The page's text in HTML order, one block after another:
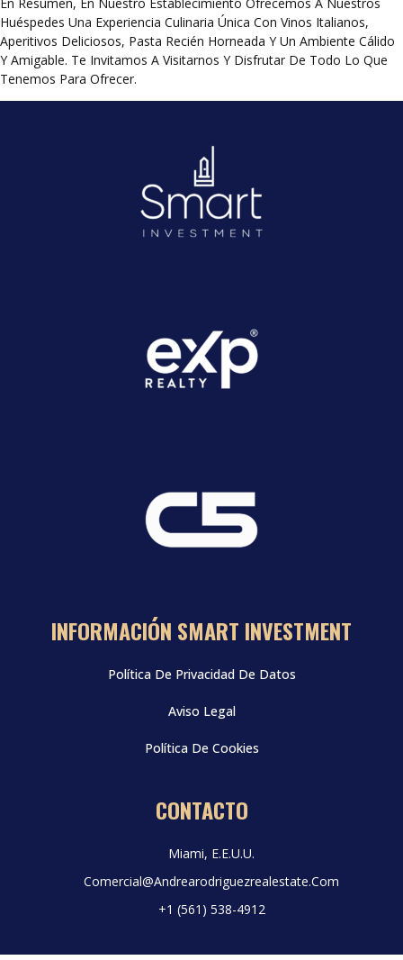
Huéspedes Una Experiencia Culinaria Única Con Vinos Italianos,
Aperitivos Deliciosos, Pasta Recién Horneada Y Un Ambiente Cálido
Y Amigable. Te Invitamos A Visitarnos Y Disfrutar De Todo Lo Que
Tenemos Para Ofrecer.
INFORMACIÓN SMART INVESTMENT
Política De Privacidad De Datos
Aviso Legal
Política De Cookies
CONTACTO
Miami, E.E.U.U.
Comercial@andrearodriguezrealestate.com
+1 (561) 538-4912